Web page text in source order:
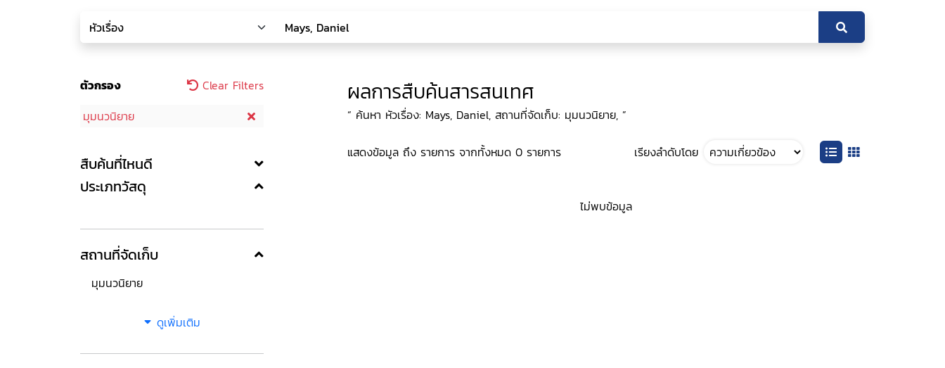
ตัวกรอง
Clear Filters
มุมนวนิยาย
สืบค้นที่ไหนดี
ประเภทวัสดุ
สถานที่จัดเก็บ
มุมนวนิยาย
ดูเพิ่มเติม
ผลการสืบค้นสารสนเทศ
“ ค้นหา หัวเรื่อง: Mays, Daniel, สถานที่จัดเก็บ: มุมนวนิยาย, ”
แสดงข้อมูล ถึง รายการ จากทั้งหมด 0 รายการ เรียงลำดับโดย
ไม่พบข้อมูล